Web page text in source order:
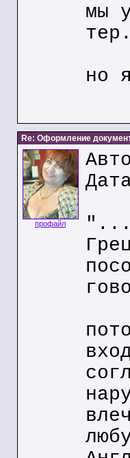
мы
но
Re: Оформление
профайл